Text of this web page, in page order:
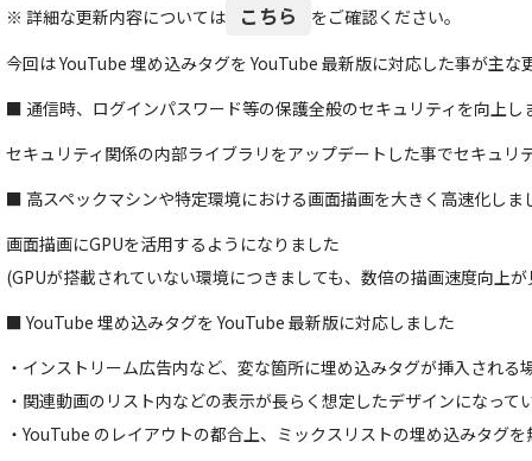
※ 詳細な更新内容については こちら
をご確認ください。
今回は YouTube 埋め込みタグを YouTube 最新版に対応した事が主な
■ 通信時、ログインパスワード等の保護全般のセキュリティを向上し
セキュリティ関係の内部ライブラリをアップデートした事でセキュリ
■ 高スペックマシンや特定環境における画面描画を大きく高速化しま
画面描画にGPUを活用するようになりました
(GPUが搭載されていない環境につきましても、数倍の描画速度向上
■ YouTube 埋め込みタグを YouTube 最新版に対応しました
・インストリーム広告内など、変な箇所に埋め込みタグが挿入される
・関連動画のリスト内などの表示が長らく想定したデザインになって
・YouTube のレイアウトの都合上、ミックスリストの埋め込みタグ